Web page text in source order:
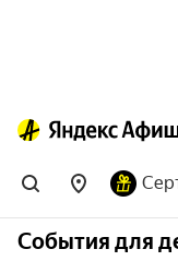
События для